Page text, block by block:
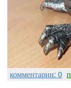
комментарии: 0